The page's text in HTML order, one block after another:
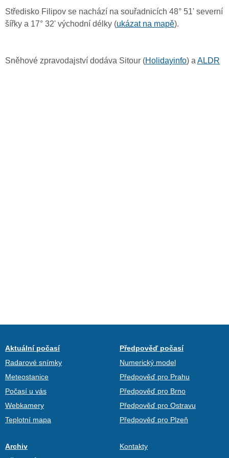
Středisko Filipov se nachází na souřadnicích 48° 51' severní
šířky a 17° 32' východní délky (ukázat na mapě).
Sněhové zpravodajství dodáva Sitour (Holidayinfo) a ALDR
Aktuální počasí
Radarové snímky
Meteostanice
Počasí u vás
Webkamery
Teplotní mapa
Předpověď počasí
Numerický model
Předpověď pro Prahu
Předpověď pro Brno
Předpověď pro Ostravu
Předpověď pro Plzeň
Archiv
Kontakty